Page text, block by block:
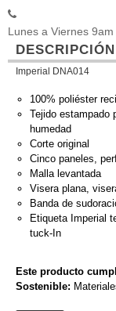
Lunes a Viernes
DESCRIPCIÓN
Imperial DNA014
100% poliéster
Tejido estampado
humedad
Corte original
Cinco paneles,
Malla levantada
Visera plana,
Banda de
Etiqueta Imperial
tuck-In
Este producto
Sostenible: